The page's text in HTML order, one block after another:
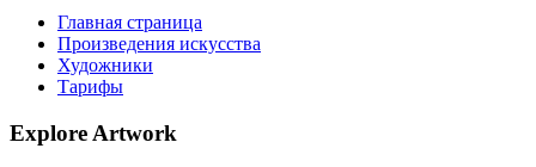
Главная страница
Произведения искусства
Художники
Тарифы
Explore Artwork